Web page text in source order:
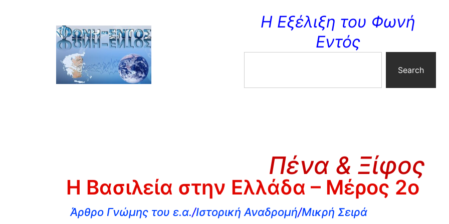
Η Εξέλιξη του Φωνή
Εντός
Search
Πένα & Ξίφος
Η Βασιλεία στην Ελλάδα – Μέρος 2ο
Άρθρο Γνώμης του ε.α./Ιστορική Αναδρομή/Μικρή Σειρά